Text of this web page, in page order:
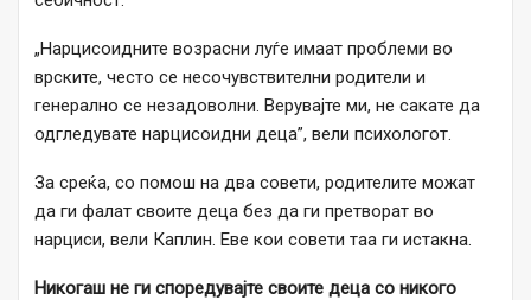
„Нарцисоидните возрасни луѓе имаат проблеми во
врските, често се несочувствителни родители и
генерално се незадоволни. Верувајте ми, не сакате да
одгледувате нарцисоидни деца”, вели психологот.
За среќа, со помош на два совети, родителите можат
да ги фалат своите деца без да ги претворат во
нарциси, вели Каплин. Еве кои совети таа ги истакна.
Никогаш не ги споредувајте своите деца со никого